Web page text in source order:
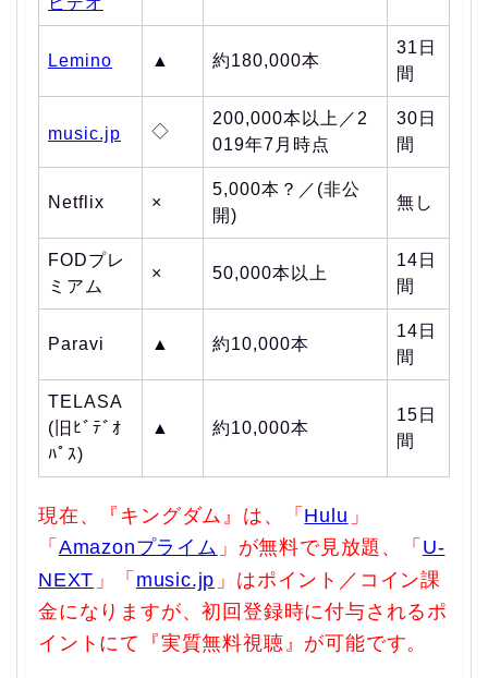
Lemino ▲ 約180,000本
31日
間
music.jp ◇
200,000本以上／2
019年7月時点
30日
間
Netflix ×
5,000本？／(非公
開)
無し
FODプレ
ミアム
× 50,000本以上
14日
間
Paravi ▲ 約10,000本
14日
間
TELASA
(旧ﾋﾞﾃﾞｵ
ﾊﾟｽ)
▲ 約10,000本
15日
間
現在、『キングダム』は、「 Hulu 」
「 Amazonプライム 」が無料で見放題、「 U-
NEXT 」「 music.jp 」はポイント／コイン課
金になりますが、初回登録時に付与されるポ
イントにて『実質無料視聴』が可能です。